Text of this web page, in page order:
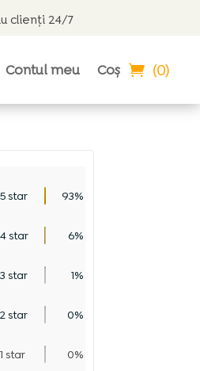
clienți 24/7
Contul meu Coș (0)
5 star 93%
4 star 6%
3 star 1%
2 star 0%
1 star 0%